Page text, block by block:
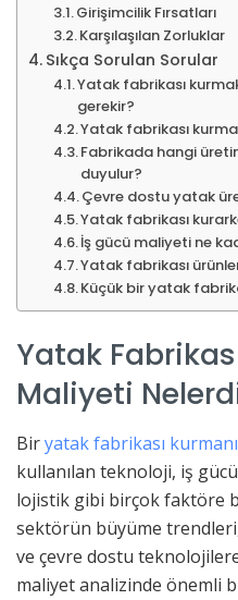
Girişimcilik Fırsatları
Karşılaşılan Zorluklar
Sıkça Sorulan Sorular
Yatak fabrikası
gerekir?
Yatak fabrikası
Fabrikada hangi
duyulur?
Çevre dostu yatak
Yatak fabrikası
İş gücü maliyeti ne
Yatak fabrikası
Küçük bir yatak
Yatak
Maliyeti
Biryatak fabrikası
kullanılan teknoloji, iş
lojistik gibi birçok faktöre
sektörün büyüme
ve çevre dostu
maliyet analizinde önemli